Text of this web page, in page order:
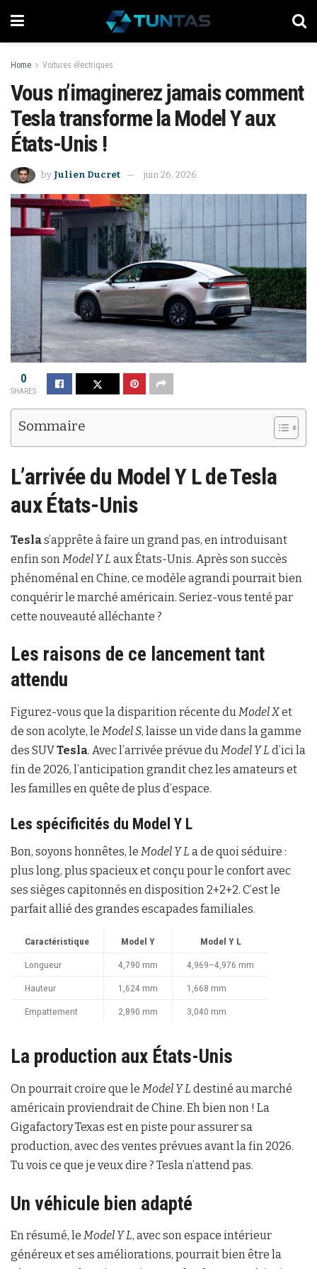
Home Voitures électriques
Vous n’imaginerez jamais comment
Tesla transforme la Model Y aux
États-Unis !
by Julien Ducret juin 26, 2026
0
SHARES
Sommaire
L’arrivée du Model Y L deTesla
aux États-Unis
Teslas’apprête à faire un grand pas, en introduisant
enfin son Model Y L aux États-Unis. Après son succès
phénoménal en Chine, ce modèle agrandi pourrait bien
conquérir le marché américain. Seriez-vous tenté par
cette nouveauté alléchante ?
Les raisons de ce lancement tant
attendu
Figurez-vous que la disparition récente duModel Xet
de son acolyte, le Model S, laisse un vide dans la gamme
des SUVTesla. Avec l’arrivée prévue duModel Y L d’ici la
fin de 2026, l’anticipation grandit chez les amateurs et
les familles en quête de plus d’espace.
Les spécificités du Model Y L
Bon, soyons honnêtes, le Model Y L a de quoi séduire :
plus long, plus spacieux et conçu pour le confort avec
ses sièges capitonnés en disposition 2+2+2. C’est le
parfait allié des grandes escapades familiales.
Caractéristique Model Y Model Y L
Longueur 4,790 mm 4,969–4,976 mm
Hauteur 1,624 mm 1,668 mm
Empattement 2,890 mm 3,040 mm
La production aux États-Unis
On pourrait croire que le Model Y L destiné au marché
américain proviendrait de Chine. Eh bien non ! La
Gigafactory Texas est en piste pour assurer sa
production, avec des ventes prévues avant la fin 2026.
Tu vois ce que je veux dire ? Tesla n’attend pas.
Un véhicule bien adapté
En résumé, le Model Y L, avec son espace intérieur
généreux et ses améliorations, pourrait bien être la